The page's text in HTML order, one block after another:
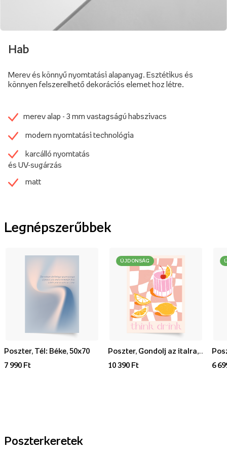
Hab
Merev és könnyű nyomtatási alapanyag. Esztétikus és
könnyen felszerelhető dekorációs elemet hoz létre.
merev alap - 3 mm vastagságú habszivacs
modern nyomtatási technológia
karcálló nyomtatás
és UV-sugárzás
matt
Legnépszerűbbek
Poszter, Tél: Béke, 50x70
7 990 Ft
ÚJDONSÁG
10 390 Ft
6
Poszterkeretek